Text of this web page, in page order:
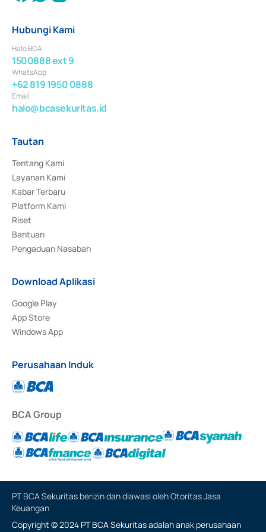
Hubungi Kami
Halo BCA
1500888 ext 9
WhatsApp
+62 819 1950 0888
Email
halo@bcasekuritas.id
Tautan
Tentang Kami
Layanan Kami
Kabar Terbaru
Platform Kami
Riset
Bantuan
Pengaduan Nasabah
Download Aplikasi
Google Play
App Store
Windows App
Perusahaan Induk
BCA Group
PT BCA Sekuritas berizin dan diawasi oleh Otoritas Jasa
Keuangan
Copyright © 2024 PT BCA Sekuritas adalah anak perusahaan